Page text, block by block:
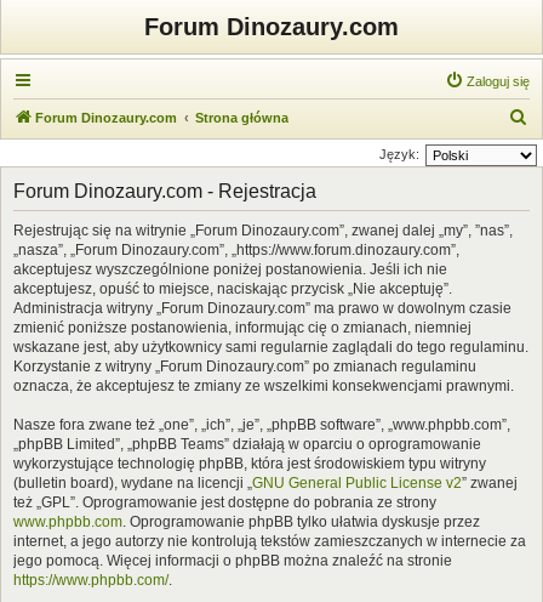
Forum Dinozaury.com
Zaloguj się
Forum Dinozaury.com Strona główna
z
Język:
Forum Dinozaury.com - Rejestracja
Rejestrując się na witrynie „Forum Dinozaury.com”, zwanej dalej „my”, ”nas”,
„nasza”, „Forum Dinozaury.com”, „https://www.forum.dinozaury.com”,
akceptujesz wyszczególnione poniżej postanowienia. Jeśli ich nie
akceptujesz, opuść to miejsce, naciskając przycisk „Nie akceptuję”.
Administracja witryny „Forum Dinozaury.com” ma prawo w dowolnym czasie
zmienić poniższe postanowienia, informując cię o zmianach, niemniej
wskazane jest, aby użytkownicy sami regularnie zaglądali do tego regulaminu.
Korzystanie z witryny „Forum Dinozaury.com” po zmianach regulaminu
oznacza, że akceptujesz te zmiany ze wszelkimi konsekwencjami prawnymi.
Nasze fora zwane też „one”, „ich”, „je”, „phpBB software”, „www.phpbb.com”,
„phpBB Limited”, „phpBB Teams” działają w oparciu o oprogramowanie
wykorzystujące technologię phpBB, która jest środowiskiem typu witryny
(bulletin board), wydane na licencji „GNU General Public License v2” zwanej
też „GPL”. Oprogramowanie jest dostępne do pobrania ze strony
www.phpbb.com. Oprogramowanie phpBB tylko ułatwia dyskusje przez
internet, a jego autorzy nie kontrolują tekstów zamieszczanych w internecie za
jego pomocą. Więcej informacji o phpBB można znaleźć na stronie
https://www.phpbb.com/.